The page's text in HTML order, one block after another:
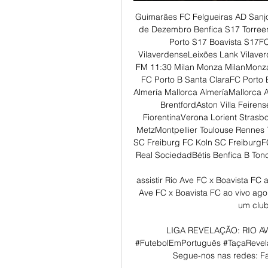
Guimarães FC Felgueiras AD Sanjoanense FC FelgueirasAD Sanjoanense Domingo, 17 de Dezembro Benfica S17 Torreense S17 Benfica S17Torreense S17 Boavista S17 FC Porto S17 Boavista S17FC Porto S17 Lank Vilaverdense Leixões Lank VilaverdenseLeixões Lank Vilaverdense FM Benfica FM Lank Vilaverdense FMBenfica FM 11:30 Milan Monza MilanMonza Nantes Stade Brest NantesStade Brest Santa Clara FC Porto B Santa ClaraFC Porto B 12:30 Club Brugge AA Gent Club BruggeAA Gent Almería Mallorca AlmeríaMallorca Arsenal Brighton ArsenalBrighton Brentford Aston Villa BrentfordAston Villa Feirense Marítimo FeirenseMarítimo Fiorentina Verona FiorentinaVerona Lorient Strasbourg LorientStrasbourg ELEVEN 6 Metz Montpellier MetzMontpellier Toulouse Rennes ToulouseRennes West Ham Wolves West HamWolves SC Freiburg FC Koln SC FreiburgFC Koln Lourosa Fafe LourosaFafe Real Sociedad Bétis Real SociedadBétis Benfica B Tondela Benfica BTondela Desp. Chaves Casa Pia Desp. 

assistir Rio Ave FC x Boavista FC ao vivo agora 05.11.2023 T 05/11/2023 — assistir Rio Ave FC x Boavista FC ao vivo agora 05.11.2023 TV ao vivo O Rio Ave Futebol Clube é um clube de futebol português, ...

LIGA REVELAÇÃO: RIO AVE FC - FC VIZELA - YouTube 2:13:30canal11 #FutebolEmPortuguês #TaçaRevelação Consulta a nossa programação em: canal11.pt Segue-nos nas redes: Facebook: ...YouTube · Canal 11 · 27/09/2023

Covilhã Burnley Everton BurnleyEverton RB Leipzig 1899 Hoffenheim RB Leipzig1899 Hoffenheim ELEVEN 5 Sevilla Getafe SevillaGetafe Sporting Gijón Leganés Sporting GijónLeganés 18:00 Arouca Gil Vicente AroucaGil Vicente AVS SAD Paços Ferreira AVS SADPaços Ferreira 19:45 Standard Charleroi StandardCharleroi Torino Empoli TorinoEmpoli 20:00 Lens Stade Reims LensStade Reims Valência Barcelona ValênciaBarcelona 20:30 Boavista V. Guimarães BoavistaV. 

Leiria SAD PenafielU. Leiria SAD SPORT. TV+ 14:30 FC Augsburg Dortmund FC AugsburgDortmund ELEVEN Extra 1 SV Darmstadt 98 VfL Wolfsburg SV Darmstadt 98VfL Wolfsburg ELEVEN Extra 2 15:00 AFC Bournemouth Luton Town AFC BournemouthLuton Town ELEVEN Extra 3 Benfica S19 Belenenses S19 Benfica S19Belenenses S19 BTV Chelsea Sheffield Utd ChelseaSheffield Utd ELEVEN 3 Man City Crystal Palace Man CityCrystal Palace Newcastle Fulham NewcastleFulham Sp. 

((TRANSMISSÃO<<<<)) assistir Rio Ave FC x FC Vizela ao há 4 horas — (TRANSMISSÃO<<<<)) assistir Rio Ave FC x FC Vizela ao vivo transmissão 16/12/2023 02/12/2023 — assistir Moreirense x Braga ao vivo Rio ...

Braga S19 Marítimo S19 Sp. Braga S19Marítimo S19 SPORTING TV Sporting FM Marítimo FM Sporting FMMarítimo FM St. Mirren Motherwell St. MirrenMotherwell SPORT. TV5 Torreense FM Damaiense FM Torreense FMDamaiense FM 15:15 Athletic Bilbao Atlético Madrid Athletic BilbaoAtlético Madrid ELEVEN 4 15:30 Nacional Belenenses NacionalBelenenses SPORT. TV3 Rio Ave Vizela Rio AveVizela 16:00 Le Havre Nice Le HavreNice ELEVEN Extra 4 17:00 Napoli Cagliari NapoliCagliari 17:30 Alverca Sp. Covilhã AlvercaSp. 

Luís Freire: «Isto é uma maratona, não é um sprint» | Abola. pt | Abola. ptTécnico do Rio Ave afirma que os vila-condenses atravessam «o melhor momento» da época, na antevisão ao duelo diante do VizelaO Rio Ave recebe o Vizela, no Estádio dos Arcos, este sábado, a partir das 15. 30 horas. Luís Freire perspetiva um «bom jogo entre duas equipas que gostam de jogar». Na antevisão à partida que coloca frente a frente 15. º e 18. º classificados da Liga, o técnico de 38 anos sublinha que o emblema de Vila do Conde, que não perde há quatro jornadas, vive um bom momento: «Estamos no nosso melhor momento, ao nível dos resultados e ao nível exibicional. 

Futebol na TelevisãoHome Futebol na Televisão Sábado, 16 de Dezembro Hora Visitado Jogo Visitante Canal 11:00 Académica vs Sporting B AcadémicaSporting B CANAL 11